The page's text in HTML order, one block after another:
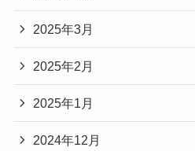
2025年3月
2025年2月
2025年1月
2024年12月